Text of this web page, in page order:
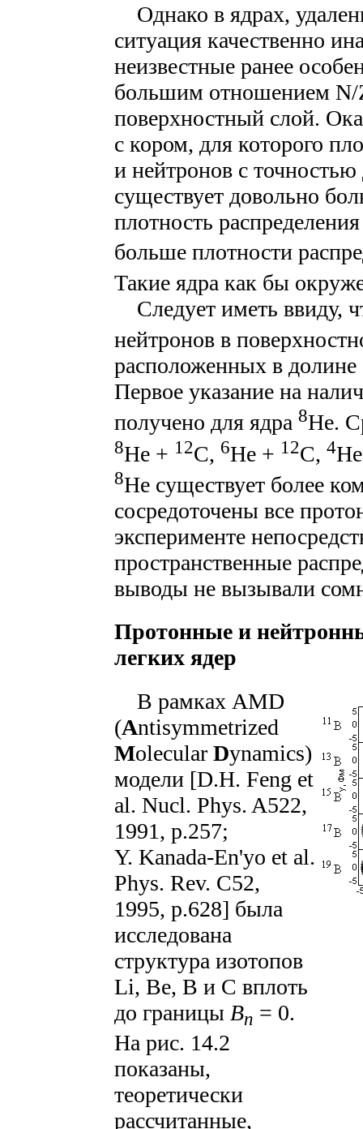
Однако в ядрах,
ситуация качественно
неизвестные ранее
большим отношением
поверхностный слой.
с кором, для которого
и нейтронов с
существует довольно
плотность
больше плотности
Такие ядра как бы
Следует иметь ввиду,
нейтронов в
расположенных в долине
Первое указание на
получено для ядра 8He.
8He + 12C, 6He + 12C, 4
8He существует более
сосредоточены все
эксперименте
пространственные
выводы не вызывали
Протонные и
легких ядер
В рамках AMD
(Antisymmetrized
Molecular Dynamics)
модели [D.H. Feng et
al. Nucl. Phys. A522,
1991, p.257;
Y. Kanada-En'yo et al.
Phys. Rev. C52,
1995, p.628] была
исследована
структура изотопов
Li, Be, B и C вплоть
до границы Bn = 0.
На рис. 14.2
показаны,
теоретически
рассчитанные,